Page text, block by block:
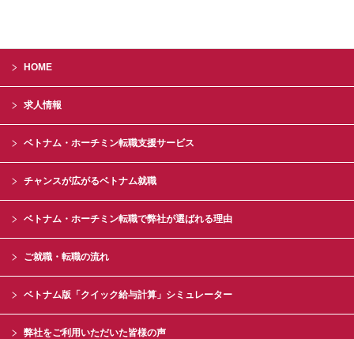
HOME
求人情報
ベトナム・ホーチミン転職支援サービス
チャンスが広がるベトナム就職
ベトナム・ホーチミン転職で弊社が選ばれる理由
ご就職・転職の流れ
ベトナム版「クイック給与計算」シミュレーター
弊社をご利用いただいた皆様の声